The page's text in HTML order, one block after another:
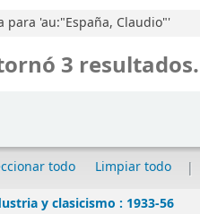
para 'au:"España, Claudio"'
3 resultados.
todo Limpiar todo
y clasicismo : 1933-56